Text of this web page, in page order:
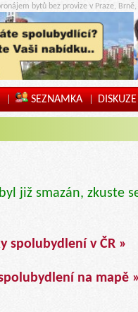
bytů bez provize v Praze,
| SEZNAMKA | DISKUZE
již smazán, zkuste
spolubydlení v ČR »
na mapě »